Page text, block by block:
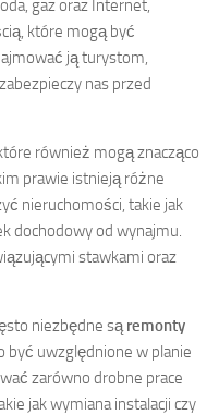
gaz oraz Internet,
które mogą być
ją turystom,
nas przed
również mogą znacząco
prawie istnieją różne
nieruchomości, takie jak
dochodowy od wynajmu.
stawkami oraz
niezbędne sąremonty
być uwzględnione w planie
zarówno drobne prace
jak wymiana instalacji czy